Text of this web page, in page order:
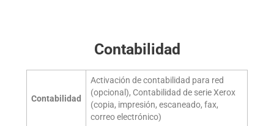
Contabilidad
Contabilidad
Activación de contabilidad para red
(opcional), Contabilidad de serie Xerox
(copia, impresión, escaneado, fax,
correo electrónico)